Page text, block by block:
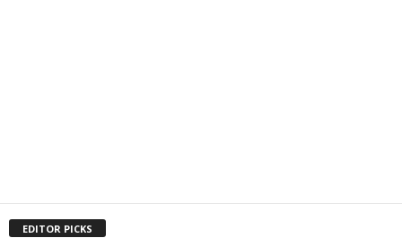
EDITOR PICKS